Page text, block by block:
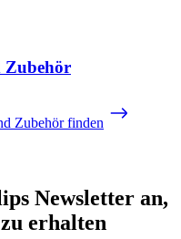
Zubehör
Zubehör finden
Newsletter an,
erhalten